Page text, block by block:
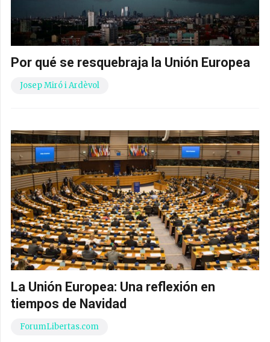
Por qué se resquebraja la Unión Europea
Josep Miró i Ardèvol
La Unión Europea: Una reflexión en
tiempos de Navidad
ForumLibertas.com